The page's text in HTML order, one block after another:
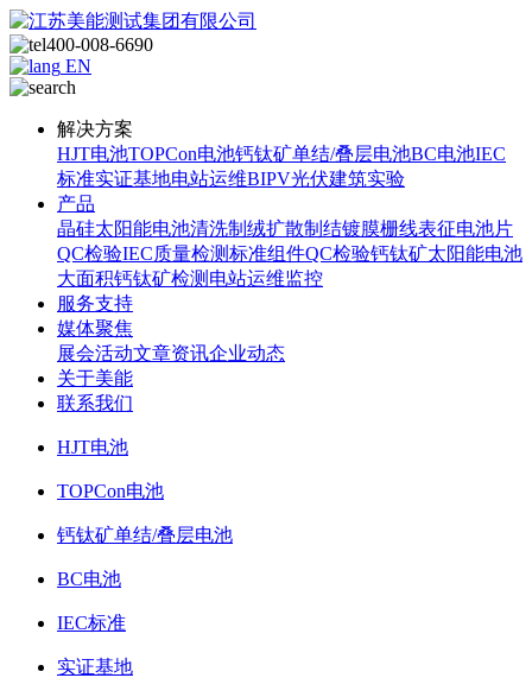
400-008-6690
EN
解决方案
HJT电池TOPCon电池钙钛矿单结/叠层电池BC电池IEC
标准实证基地电站运维BIPV光伏建筑实验
产品
晶硅太阳能电池清洗制绒扩散制结镀膜栅线表征电池片
QC检验IEC质量检测标准组件QC检验钙钛矿太阳能电池
大面积钙钛矿检测 电站运维监控
服务支持
媒体聚焦
展会活动文章资讯企业动态
关于美能
联系我们
HJT电池
TOPCon电池
钙钛矿单结/叠层电池
BC电池
IEC标准
实证基地